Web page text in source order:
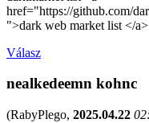
href="https://github.com/
">dark web market list </a>
Válasz
nealkedeemn kohnc
(RabyPlego, 2025.04.22